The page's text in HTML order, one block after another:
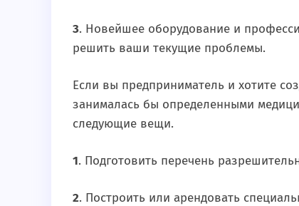
3. Новейшее оборудование и
решить ваши текущие проблемы.
Если вы предприниматель и хотите
занималась бы определенными
следующие вещи.
1. Подготовить перечень
2. Построить или арендовать